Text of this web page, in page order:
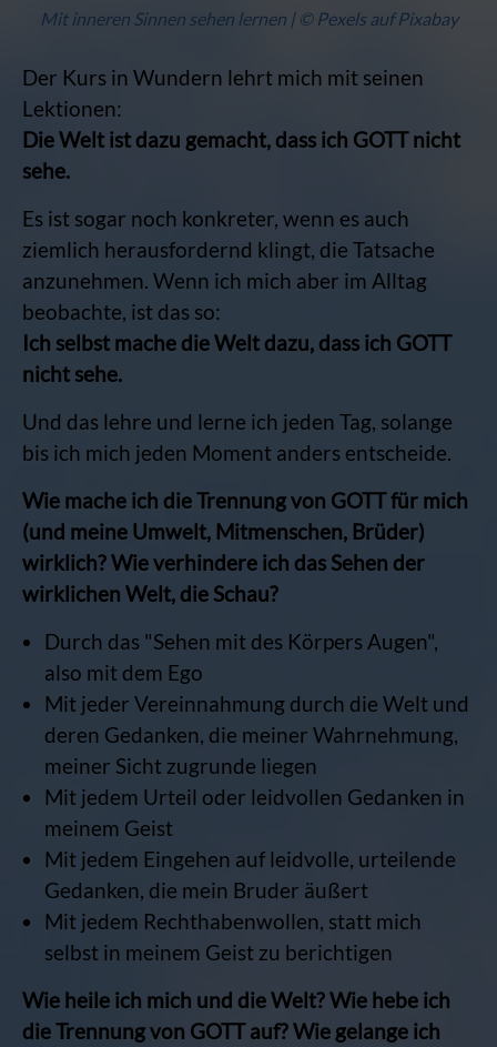
Mit inneren Sinnen sehen lernen | © Pexels auf Pixabay
Der Kurs in Wundern lehrt mich mit seinen
Lektionen:
Die Welt ist dazu gemacht, dass ich GOTT nicht
sehe.
Es ist sogar noch konkreter, wenn es auch
ziemlich herausfordernd klingt, die Tatsache
anzunehmen. Wenn ich mich aber im Alltag
beobachte, ist das so:
Ich selbst mache die Welt dazu, dass ich GOTT
nicht sehe.
Und das lehre und lerne ich jeden Tag, solange
bis ich mich jeden Moment anders entscheide.
Wie mache ich die Trennung von GOTT für mich
(und meine Umwelt, Mitmenschen, Brüder)
wirklich? Wie verhindere ich das Sehen der
wirklichen Welt, die Schau?
Durch das "Sehen mit des Körpers Augen",
also mit dem Ego
Mit jeder Vereinnahmung durch die Welt und
deren Gedanken, die meiner Wahrnehmung,
meiner Sicht zugrunde liegen
Mit jedem Urteil oder leidvollen Gedanken in
meinem Geist
Mit jedem Eingehen auf leidvolle, urteilende
Gedanken, die mein Bruder äußert
Mit jedem Rechthabenwollen, statt mich
selbst in meinem Geist zu berichtigen
Wie heile ich mich und die Welt? Wie hebe ich
die Trennung von GOTT auf? Wie gelange ich